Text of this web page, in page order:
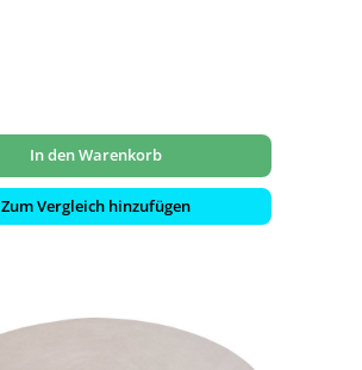
In den Warenkorb
Zum Vergleich hinzufügen